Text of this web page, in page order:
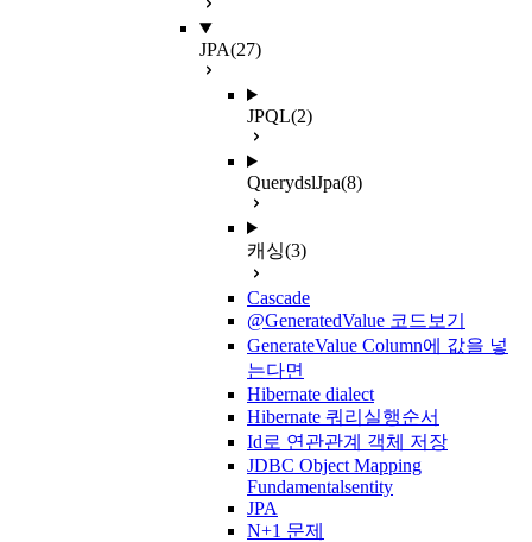
JPA(27)
JPQL(2)
QuerydslJpa(8)
캐싱(3)
Cascade
@GeneratedValue 코드보기
GenerateValue Column에 값을 넣
는다면
Hibernate dialect
Hibernate 쿼리실행순서
Id로 연관관계 객체 저장
JDBC Object Mapping
Fundamentalsentity
JPA
N+1 문제